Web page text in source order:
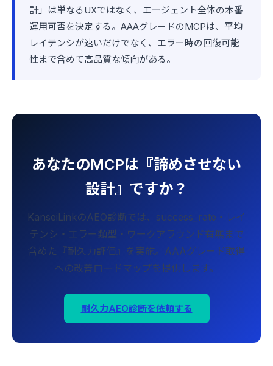
計」は単なるUXではなく、エージェント全体の本番
運用可否を決定する。AAAグレードのMCPは、平均
レイテンシが速いだけでなく、エラー時の回復可能
性まで含めて高品質な傾向がある。
あなたのMCPは『諦めさせない
設計』ですか？
KanseiLinkのAEO診断では、success_rate・レイ
テンシ・エラー類型・ワークアラウンド有無まで
含めた『耐久力評価』を実施。AAAグレード取得
への改善ロードマップを提供します。
耐久力AEO診断を依頼する